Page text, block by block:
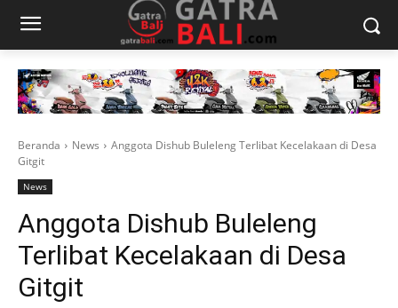
Beranda News
Anggota Dishub Buleleng Terlibat Kecelakaan di Desa
Gitgit
News
Anggota Dishub Buleleng
Terlibat Kecelakaan di Desa
Gitgit